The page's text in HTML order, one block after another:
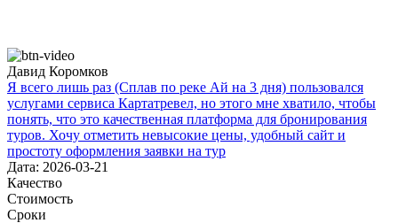
Давид Коромков
Я всего лишь раз (Сплав по реке Ай на 3 дня) пользовался
услугами сервиса Картатревел, но этого мне хватило, чтобы
понять, что это качественная платформа для бронирования
туров. Хочу отметить невысокие цены, удобный сайт и
простоту оформления заявки на тур
Дата: 2026-03-21
Качество
Стоимость
Сроки